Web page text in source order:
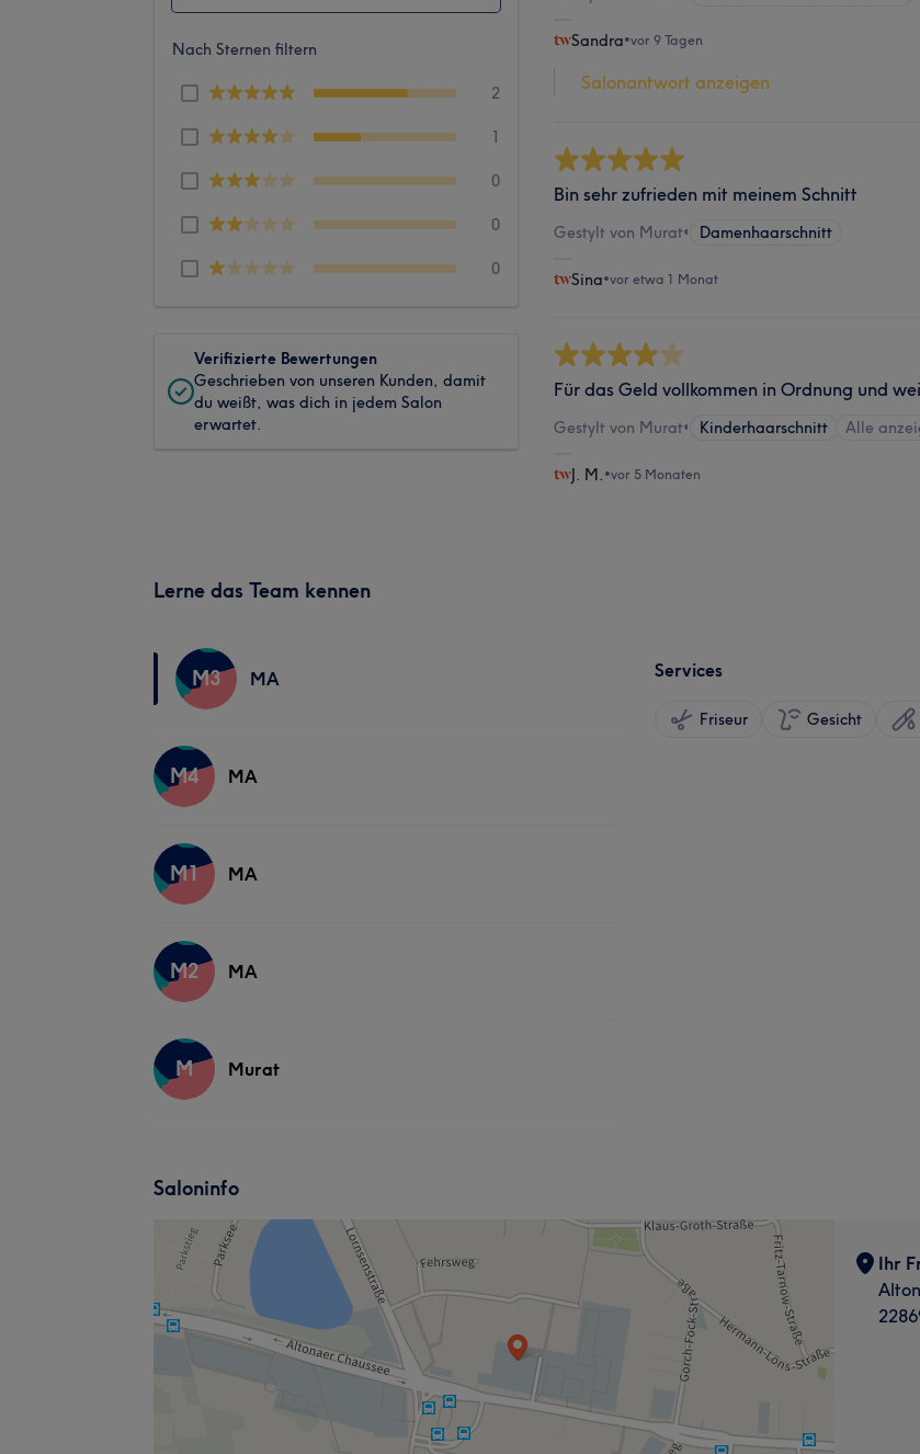
Nach Sternen filtern
2
1
0
0
0
Verifizierte Bewertungen
Geschrieben von unseren Kunden, damit
du weißt, was dich in jedem Salon
erwartet.
Sandra•vor 9 Tagen
Salonantwort anzeigen
Bin sehr zufrieden mit meinem Schnitt
Gestylt von Murat• Damenhaarschnitt
Sina•vor etwa 1 Monat
Für das Geld vollkommen in Ordnung und
Gestylt von Murat• Kinderhaarschnitt Alle
J. M. •vor 5 Monaten
Lerne das Team kennen
M3 MA
M4 MA
M1 MA
M2 MA
M Murat
Services
Friseur Gesicht
Saloninfo
Ihr